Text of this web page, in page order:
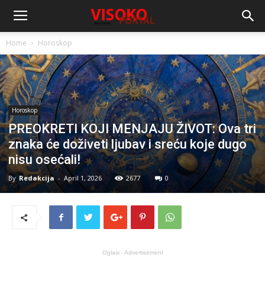
Home Horoskop
Horoskop
PREOKRETI KOJI MENJAJU ŽIVOT: Ova tri
znaka će doživeti ljubav i sreću koje dugo
nisu osećali!
By Redakcija - April 1, 2026 2677 0
Oglasi - Advertisement